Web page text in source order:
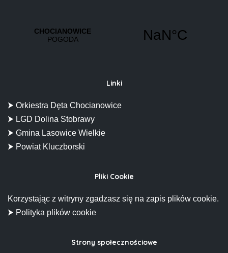
Linki
⮞ Orkiestra Dęta Chocianowice
⮞ LGD Dolina Stobrawy
⮞ Gmina Lasowice Wielkie
⮞ Powiat Kluczborski
Pliki Cookie
Korzystając z witryny zgadzasz się na zapis plików cookie.
⮞ Polityka plików cookie
Strony społecznościowe